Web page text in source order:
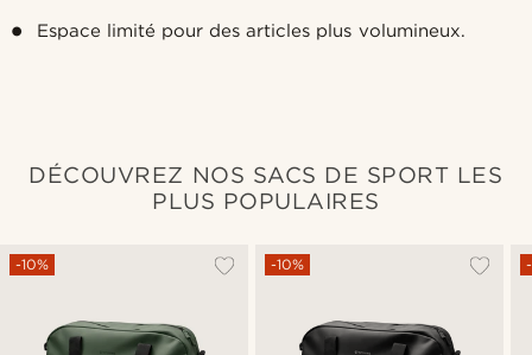
Espace limité pour des articles plus volumineux.
DÉCOUVREZ NOS SACS DE SPORT LES
PLUS POPULAIRES
-10% -10%